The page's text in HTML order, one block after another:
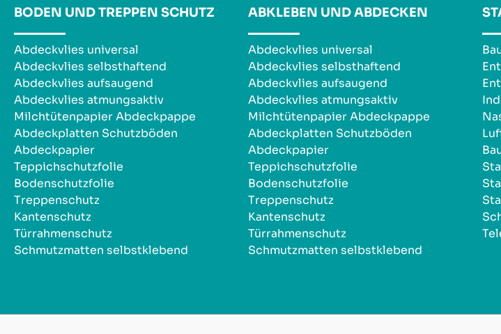
BODEN UND TREPPEN SCHUTZ
Abdeckvlies universal
Abdeckvlies selbsthaftend
Abdeckvlies aufsaugend
Abdeckvlies atmungsaktiv
Milchtütenpapier Abdeckpappe
Abdeckplatten Schutzböden
Abdeckpapier
Teppichschutzfolie
Bodenschutzfolie
Treppenschutz
Kantenschutz
Türrahmenschutz
Schmutzmatten selbstklebend
ABKLEBEN UND ABDECKEN
Abdeckvlies universal
Abdeckvlies selbsthaftend
Abdeckvlies aufsaugend
Abdeckvlies atmungsaktiv
Milchtütenpapier Abdeckpappe
Abdeckplatten Schutzböden
Abdeckpapier
Teppichschutzfolie
Bodenschutzfolie
Treppenschutz
Kantenschutz
Türrahmenschutz
Schmutzmatten selbstklebend